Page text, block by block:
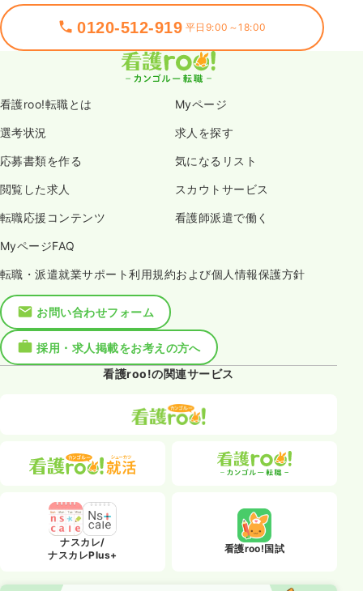
0120-512-919 平日9:00～18:00
看護roo!転職とは Myページ
選考状況 求人を探す
応募書類を作る 気になるリスト
閲覧した求人 スカウトサービス
転職応援コンテンツ 看護師派遣で働く
MyページFAQ
転職・派遣就業サポート利用規約および個人情報保護方針
お問い合わせフォーム
採用・求人掲載をお考えの方へ
看護roo!の関連サービス
ナスカレ/
ナスカレPlus+
看護roo!国試